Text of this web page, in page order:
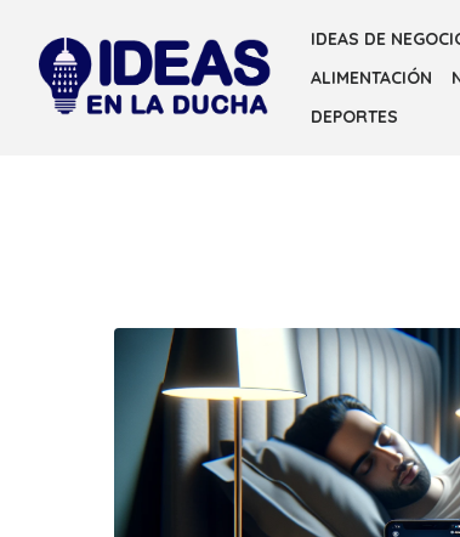
content
IDEAS DE
ALIMENTACIÓN
DEPORTES